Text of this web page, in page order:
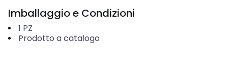
Imballaggio e Condizioni
1 PZ
Prodotto a catalogo